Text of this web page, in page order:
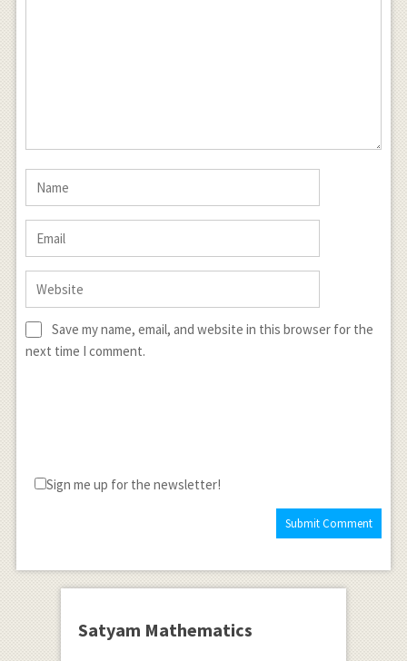
Save my name, email, and website in this browser for the
next time I comment.
Sign me up for the newsletter!
Satyam Mathematics